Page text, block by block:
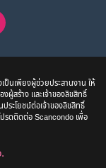
ป็นเพียงผู้ช่วยประสานงาน ให้
ผู้สร้าง และเจ้าของลิขสิทธิ์
ระโยชน์ต่อเจ้าของลิขสิทธิ์
ปรดติดต่อ Scancondo เพื่อ
.